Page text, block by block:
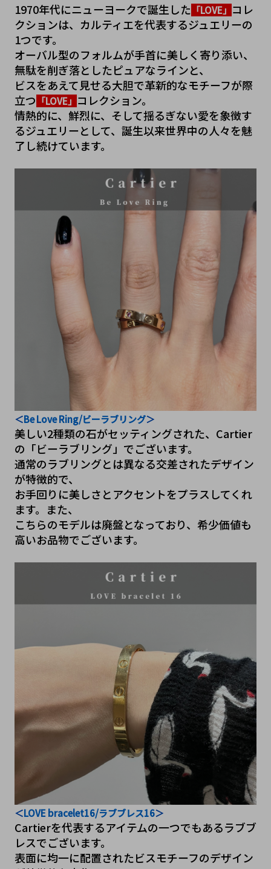
1970年代にニューヨークで誕生した 「LOVE」 コレ
クションは、カルティエを代表するジュエリーの
1つです。
オーバル型のフォルムが手首に美しく寄り添い、
無駄を削ぎ落としたピュアなラインと、
ビスをあえて見せる大胆で革新的なモチーフが際
立つ 「LOVE」 コレクション。
情熱的に、鮮烈に、そして揺るぎない愛を象徴す
るジュエリーとして、誕生以来世界中の人々を魅
了し続けています。
＜Be Love Ring/ビーラブリング＞
美しい2種類の石がセッティングされた、Cartier
の「ビーラブリング」でございます。
通常のラブリングとは異なる交差されたデザイン
が特徴的で、
お手回りに美しさとアクセントをプラスしてくれ
ます。また、
こちらのモデルは廃盤となっており、希少価値も
高いお品物でございます。
＜LOVE bracelet16/ラブブレス16＞
Cartierを代表するアイテムの一つでもあるラブブ
レスでございます。
表面に均一に配置されたビスモチーフのデザイン